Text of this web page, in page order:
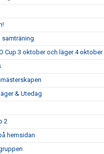
samträning
Cup 3 oktober och läger 4 oktober
& Utedag
2
hemsidan